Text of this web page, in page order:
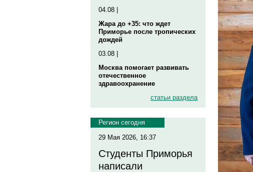
04.08 |
Жара до +35: что ждет
Приморье после тропических
дождей
03.08 |
Москва помогает развивать
отечественное
здравоохранение
статьи раздела
Регион сегодня
29 Мая 2026, 16:37
Студенты Приморья
написали